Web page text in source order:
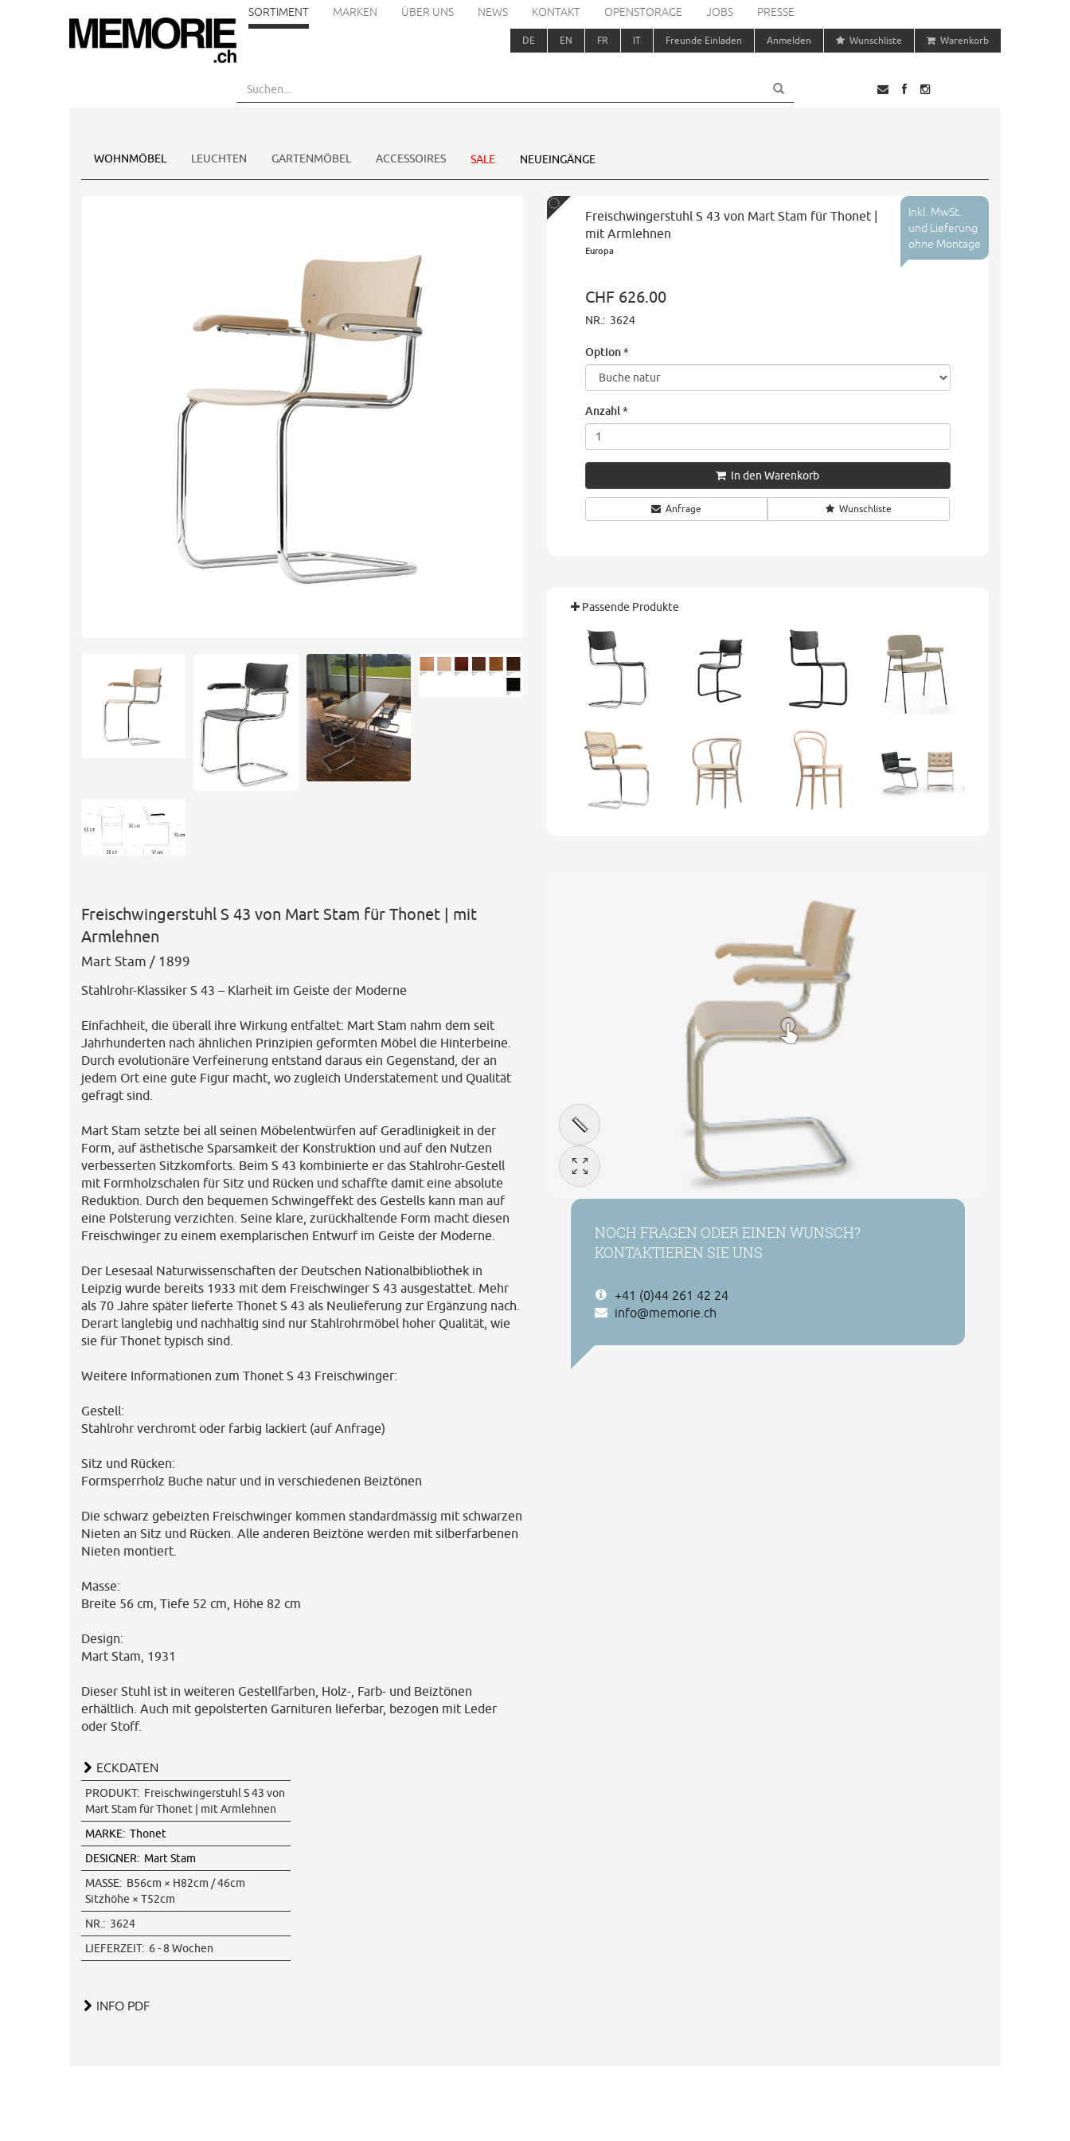
SORTIMENT MARKEN ÜBER UNS NEWS KONTAKT OPENSTORAGE JOBS PRESSE
DE EN FR IT Freunde Einladen Anmelden Wunschliste Warenkorb
WOHNMÖBEL LEUCHTEN GARTENMÖBEL ACCESSOIRES SALE NEUEINGÄNGE
Freischwingerstuhl S 43 von Mart Stam für Thonet | mit
Armlehnen
Mart Stam / 1899
Stahlrohr-Klassiker S 43 – Klarheit im Geiste der Moderne
Einfachheit, die überall ihre Wirkung entfaltet: Mart Stam nahm dem seit
Jahrhunderten nach ähnlichen Prinzipien geformten Möbel die Hinterbeine.
Durch evolutionäre Verfeinerung entstand daraus ein Gegenstand, der an
jedem Ort eine gute Figur macht, wo zugleich Understatement und Qualität
gefragt sind.
Mart Stam setzte bei all seinen Möbelentwürfen auf Geradlinigkeit in der
Form, auf ästhetische Sparsamkeit der Konstruktion und auf den Nutzen
verbesserten Sitzkomforts. Beim S 43 kombinierte er das Stahlrohr-Gestell
mit Formholzschalen für Sitz und Rücken und schaffte damit eine absolute
Reduktion. Durch den bequemen Schwingeffekt des Gestells kann man auf
eine Polsterung verzichten. Seine klare, zurückhaltende Form macht diesen
Freischwinger zu einem exemplarischen Entwurf im Geiste der Moderne.
Der Lesesaal Naturwissenschaften der Deutschen Nationalbibliothek in
Leipzig wurde bereits 1933 mit dem Freischwinger S 43 ausgestattet. Mehr
als 70 Jahre später lieferte Thonet S 43 als Neulieferung zur Ergänzung nach.
Derart langlebig und nachhaltig sind nur Stahlrohrmöbel hoher Qualität, wie
sie für Thonet typisch sind.
Weitere Informationen zum Thonet S 43 Freischwinger:
Gestell:
Stahlrohr verchromt oder farbig lackiert (auf Anfrage)
Sitz und Rücken:
Formsperrholz Buche natur und in verschiedenen Beiztönen
Die schwarz gebeizten Freischwinger kommen standardmässig mit schwarzen
Nieten an Sitz und Rücken. Alle anderen Beiztöne werden mit silberfarbenen
Nieten montiert.
Masse:
Breite 56 cm, Tiefe 52 cm, Höhe 82 cm
Design:
Mart Stam, 1931
Dieser Stuhl ist in weiteren Gestellfarben, Holz-, Farb- und Beiztönen
erhältlich. Auch mit gepolsterten Garnituren lieferbar, bezogen mit Leder
oder Stoff.
ECKDATEN
PRODUKT: Freischwingerstuhl S 43 von
Mart Stam für Thonet | mit Armlehnen
MARKE: Thonet
DESIGNER: Mart Stam
MASSE: B56cm × H82cm / 46cm
Sitzhöhe × T52cm
NR.: 3624
LIEFERZEIT: 6 - 8 Wochen
INFO PDF
Inkl. MwSt.
und Lieferung
ohne Montage
Freischwingerstuhl S 43 von Mart Stam für Thonet |
mit Armlehnen
Europa
CHF 626.00
NR.: 3624
Option*
Anzahl *
In den Warenkorb
Anfrage Wunschliste
Passende Produkte
NOCH FRAGEN ODER EINEN WUNSCH?
KONTAKTIEREN SIE UNS
+41 (0)44 261 42 24
info@memorie.ch